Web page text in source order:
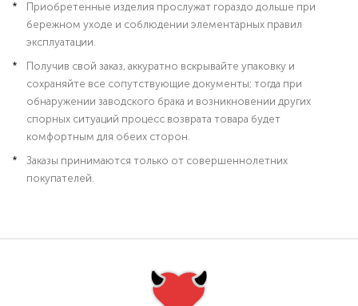
Приобретенные изделия прослужат гораздо дольше при
бережном уходе и соблюдении элементарных правил
эксплуатации.
Получив свой заказ, аккуратно вскрывайте упаковку и
сохраняйте все сопутствующие документы; тогда при
обнаружении заводского брака и возникновении других
спорных ситуаций процесс возврата товара будет
комфортным для обеих сторон.
Заказы принимаются только от совершеннолетних
покупателей.